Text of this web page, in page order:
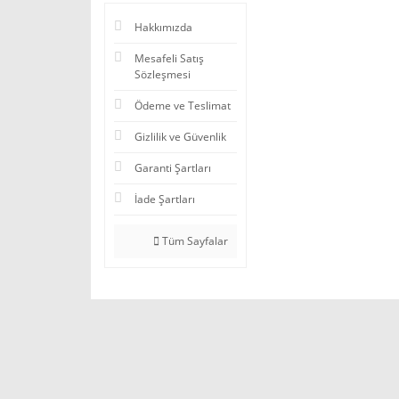
Hakkımızda
Mesafeli Satış
Sözleşmesi
Ödeme ve Teslimat
Gizlilik ve Güvenlik
Garanti Şartları
İade Şartları
Tüm Sayfalar